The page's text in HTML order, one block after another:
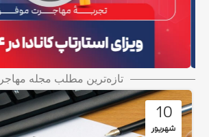
ویزای استارتاپ
ویزای استارتاپ کانادا در ۵۴ روز!
تازه‌ترین مطلب مجله
10
شهریور